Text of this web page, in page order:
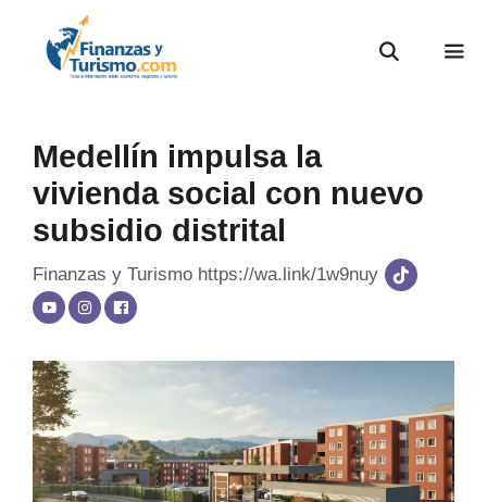
Medellín impulsa la
vivienda social con nuevo
subsidio distrital
Finanzas y Turismo https://wa.link/1w9nuy